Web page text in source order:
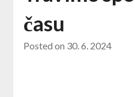
času
Posted on 30. 6. 2024